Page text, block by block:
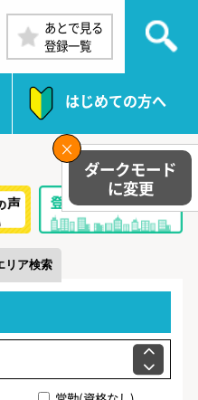
あとで見る
登録一覧
はじめての方へ
リア検索